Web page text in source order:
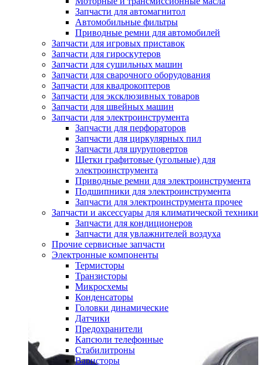
Запчасти для автомагнитол
Автомобильные фильтры
Приводные ремни для автомобилей
Запчасти для игровых приставок
Запчасти для гироскутеров
Запчасти для сушильных машин
Запчасти для сварочного оборудования
Запчасти для квадрокоптеров
Запчасти для эксклюзивных товаров
Запчасти для швейных машин
Запчасти для электроинструмента
Запчасти для перфораторов
Запчасти для циркулярных пил
Запчасти для шуруповертов
Щетки графитовые (угольные) для
электроинструмента
Приводные ремни для электроинструмента
Подшипники для электроинструмента
Запчасти для электроинструмента прочее
Запчасти и аксессуары для климатической техники
Запчасти для кондиционеров
Запчасти для увлажнителей воздуха
Прочие сервисные запчасти
Электронные компоненты
Термисторы
Транзисторы
Микросхемы
Конденсаторы
Головки динамические
Датчики
Предохранители
Капсюли телефонные
Стабилитроны
Варисторы